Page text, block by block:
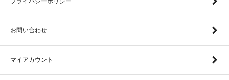
お問い合わせ
マイアカウント